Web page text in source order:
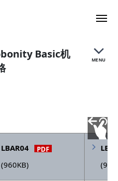
Basic机
MENU
LBAR04 PDF
(960KB)